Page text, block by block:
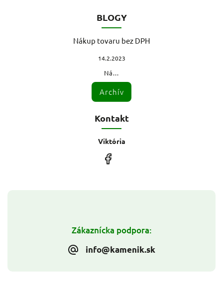
Zákaznícka podpora:
info@kamenik.sk
BLOGY
Nákup tovaru bez DPH
14.2.2023
Ná...
Archív
Kontakt
Viktória